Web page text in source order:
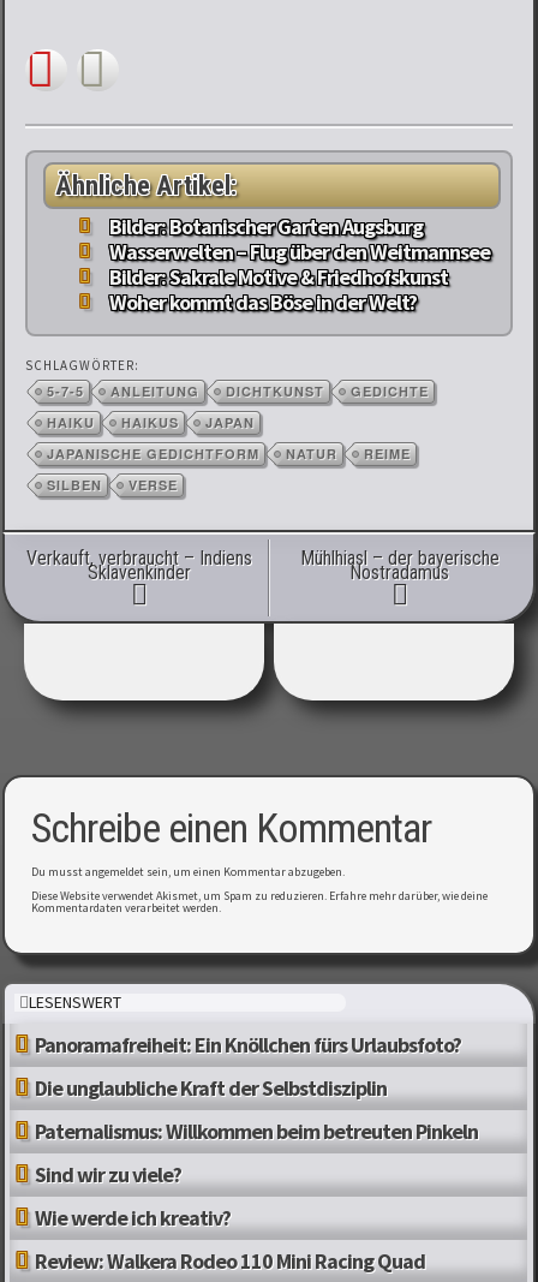
Ähnliche Artikel:
Bilder: Botanischer Garten Augsburg
Wasserwelten – Flug über den Weitmannsee
Bilder: Sakrale Motive & Friedhofskunst
Woher kommt das Böse in der Welt?
SCHLAGWÖRTER:
5-7-5 ANLEITUNG DICHTKUNST
GEDICHTE
HAIKU
HAIKUS
JAPAN
JAPANISCHE GEDICHTFORM
NATUR
REIME
SILBEN
VERSE
Artikel-Navigation
Verkauft, verbraucht – Indiens
Sklavenkinder
Mühlhiasl – der bayerische
Nostradamus
Schreibe einen Kommentar
Du musstangemeldet sein, um einen Kommentar abzugeben.
Diese Website verwendet Akismet, um Spam zu reduzieren. Erfahre mehr darüber, wie deine
Kommentardaten verarbeitet werden.
LESENSWERT
Panoramafreiheit: Ein Knöllchen fürs Urlaubsfoto?
Die unglaubliche Kraft der Selbstdisziplin
Paternalismus: Willkommen beim betreuten Pinkeln
Sind wir zu viele?
Wie werde ich kreativ?
Review: Walkera Rodeo 110 Mini Racing Quad